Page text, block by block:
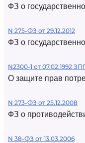
ФЗ о
N 275-ФЗ от 29.12.2012
ФЗ о
N2300-1 от 07.02.1992
О защите прав
N 273-ФЗ от 25.12.2008
ФЗ о
N 38-ФЗ от 13.03.2006